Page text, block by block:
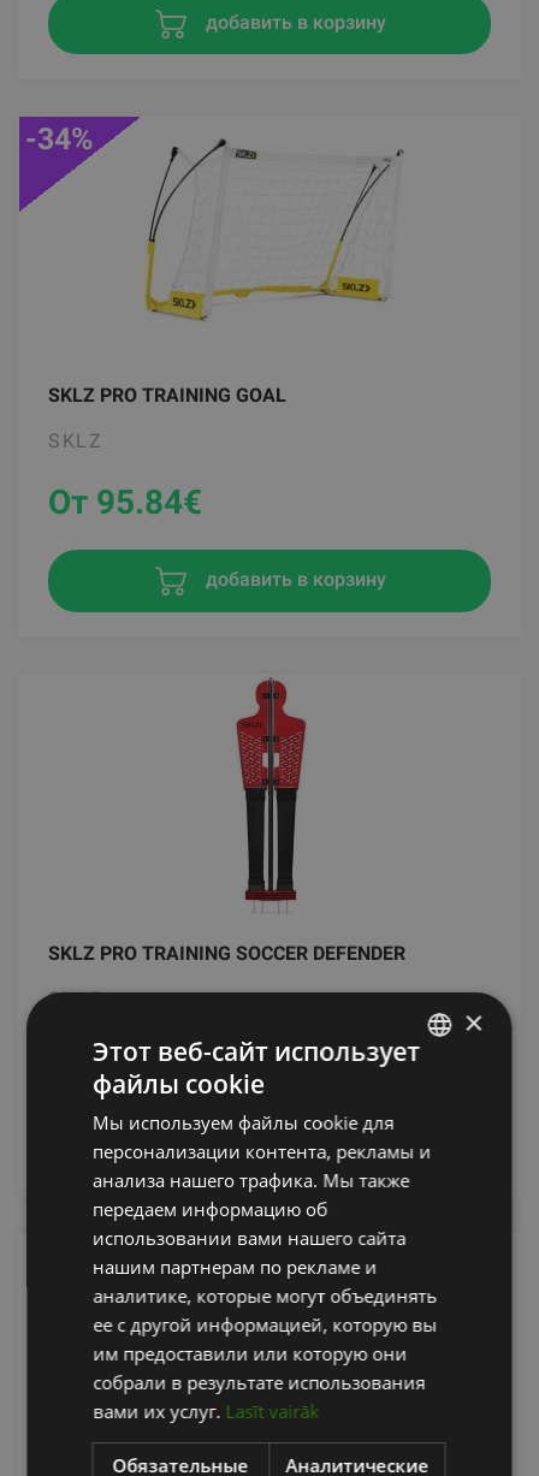
добавить в корзину
SKLZ PRO TRAINING GOAL
SKLZ
-34%
От 95.84€
добавить в корзину
SKLZ PRO TRAINING SOCCER DEFENDER
SKLZ
От 229.90€
добавить в корзину
×
Этот веб-сайт использует
файлы cookie
Мы используем файлы cookie для
персонализации контента, рекламы и
анализа нашего трафика. Мы также
передаем информацию об
использовании вами нашего сайта
нашим партнерам по рекламе и
аналитике, которые могут объединять
ее с другой информацией, которую вы
им предоставили или которую они
собрали в результате использования
вами их услуг. Lasīt vairāk
Обязательные Аналитические